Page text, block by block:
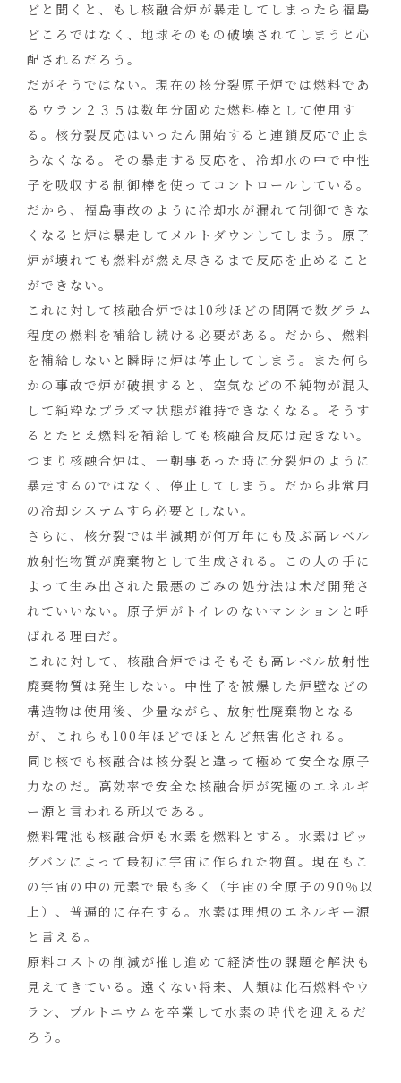
どと聞くと、もし核融合炉が暴走してしまったら福島
どころではなく、地球そのもの破壊されてしまうと心
配されるだろう。
だがそうではない。現在の核分裂原子炉では燃料であ
るウラン２３５は数年分固めた燃料棒として使用す
る。核分裂反応はいったん開始すると連鎖反応で止ま
らなくなる。その暴走する反応を、冷却水の中で中性
子を吸収する制御棒を使ってコントロールしている。
だから、福島事故のように冷却水が漏れて制御できな
くなると炉は暴走してメルトダウンしてしまう。原子
炉が壊れても燃料が燃え尽きるまで反応を止めること
ができない。
これに対して核融合炉では10秒ほどの間隔で数グラム
程度の燃料を補給し続ける必要がある。だから、燃料
を補給しないと瞬時に炉は停止してしまう。また何ら
かの事故で炉が破損すると、空気などの不純物が混入
して純粋なプラズマ状態が維持できなくなる。そうす
るとたとえ燃料を補給しても核融合反応は起きない。
つまり核融合炉は、一朝事あった時に分裂炉のように
暴走するのではなく、停止してしまう。だから非常用
の冷却システムすら必要としない。
さらに、核分裂では半減期が何万年にも及ぶ高レベル
放射性物質が廃棄物として生成される。この人の手に
よって生み出された最悪のごみの処分法は未だ開発さ
れていいない。原子炉がトイレのないマンションと呼
ばれる理由だ。
これに対して、核融合炉ではそもそも高レベル放射性
廃棄物質は発生しない。中性子を被爆した炉壁などの
構造物は使用後、少量ながら、放射性廃棄物となる
が、これらも100年ほどでほとんど無害化される。
同じ核でも核融合は核分裂と違って極めて安全な原子
力なのだ。高効率で安全な核融合炉が究極のエネルギ
ー源と言われる所以である。
燃料電池も核融合炉も水素を燃料とする。水素はビッ
グバンによって最初に宇宙に作られた物質。現在もこ
の宇宙の中の元素で最も多く（宇宙の全原子の90％以
上）、普遍的に存在する。水素は理想のエネルギー源
と言える。
原料コストの削減が推し進めて経済性の課題を解決も
見えてきている。遠くない将来、人類は化石燃料やウ
ラン、プルトニウムを卒業して水素の時代を迎えるだ
ろう。